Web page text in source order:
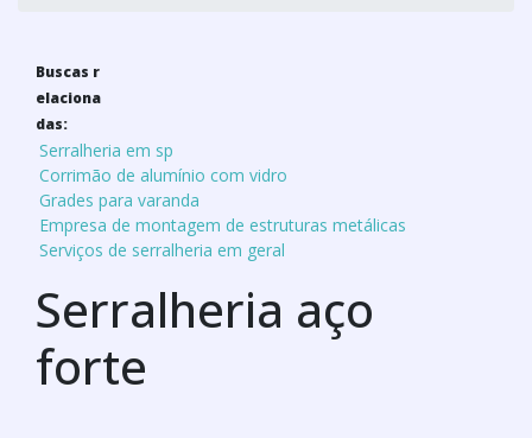
Buscas r
elaciona
das:
Serralheria em sp
Corrimão de alumínio com vidro
Grades para varanda
Empresa de montagem de estruturas metálicas
Serviços de serralheria em geral
Serralheria aço
forte